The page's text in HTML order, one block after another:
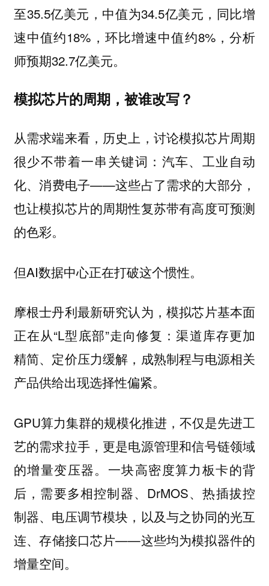
至35.5亿美元，中值为34.5亿美元，同比增
速中值约18%，环比增速中值约8%，分析
师预期32.7亿美元。
模拟芯片的周期，被谁改写？
从需求端来看，历史上，讨论模拟芯片周期
很少不带着一串关键词：汽车、工业自动
化、消费电子——这些占了需求的大部分，
也让模拟芯片的周期性复苏带有高度可预测
的色彩。
但AI数据中心正在打破这个惯性。
摩根士丹利最新研究认为，模拟芯片基本面
正在从“L型底部”走向修复：渠道库存更加
精简、定价压力缓解，成熟制程与电源相关
产品供给出现选择性偏紧。
GPU算力集群的规模化推进，不仅是先进工
艺的需求拉手，更是电源管理和信号链领域
的增量变压器。一块高密度算力板卡的背
后，需要多相控制器、DrMOS、热插拔控
制器、电压调节模块，以及与之协同的光互
连、存储接口芯片——这些均为模拟器件的
增量空间。